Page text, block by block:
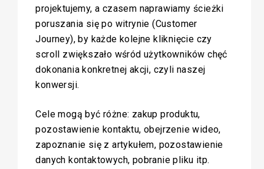
projektujemy, a czasem naprawiamy ścieżki
poruszania się po witrynie (Customer
Journey), by każde kolejne kliknięcie czy
scroll zwiększało wśród użytkowników chęć
dokonania konkretnej akcji, czyli naszej
konwersji.
Cele mogą być różne: zakup produktu,
pozostawienie kontaktu, obejrzenie wideo,
zapoznanie się z artykułem, pozostawienie
danych kontaktowych, pobranie pliku itp.